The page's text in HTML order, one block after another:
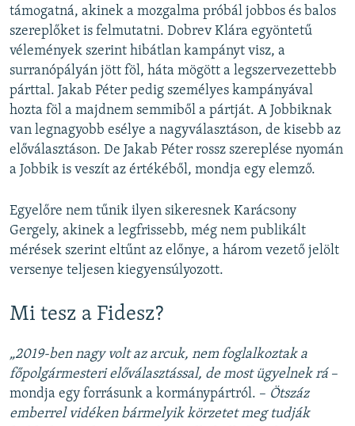
támogatná, akinek a mozgalma próbál jobbos és balos
szereplőket is felmutatni. Dobrev Klára egyöntetű
vélemények szerint hibátlan kampányt visz, a
surranópályán jött föl, háta mögött a legszervezettebb
párttal. Jakab Péter pedig személyes kampányával
hozta föl a majdnem semmiből a pártját. A Jobbiknak
van legnagyobb esélye a nagyválasztáson, de kisebb az
előválasztáson. De Jakab Péter rossz szereplése nyomán
a Jobbik is veszít az értékéből, mondja egy elemző.
Egyelőre nem tűnik ilyen sikeresnek Karácsony
Gergely, akinek a legfrissebb, még nem publikált
mérések szerint eltűnt az előnye, a három vezető jelölt
versenye teljesen kiegyensúlyozott.
Mi tesz a Fidesz?
„2019-ben nagy volt az arcuk, nem foglalkoztak a
főpolgármesteri előválasztással, de most ügyelnek rá –
mondja egy forrásunk a kormánypártról. – Ötszáz
emberrel vidéken bármelyik körzetet meg tudják